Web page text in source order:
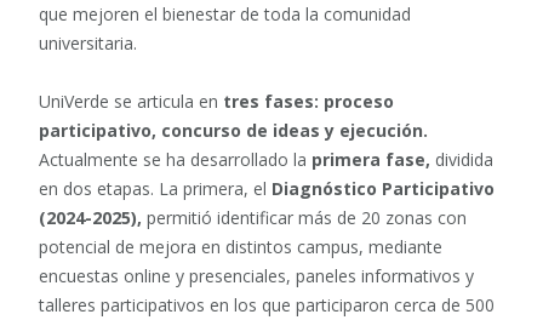
que mejoren el bienestar de toda la comunidad
universitaria.
UniVerde se articula en tres fases: proceso
participativo, concurso de ideas y ejecución.
Actualmente se ha desarrollado la primera fase, dividida
en dos etapas. La primera, el Diagnóstico Participativo
(2024-2025), permitió identificar más de 20 zonas con
potencial de mejora en distintos campus, mediante
encuestas online y presenciales, paneles informativos y
talleres participativos en los que participaron cerca de 500